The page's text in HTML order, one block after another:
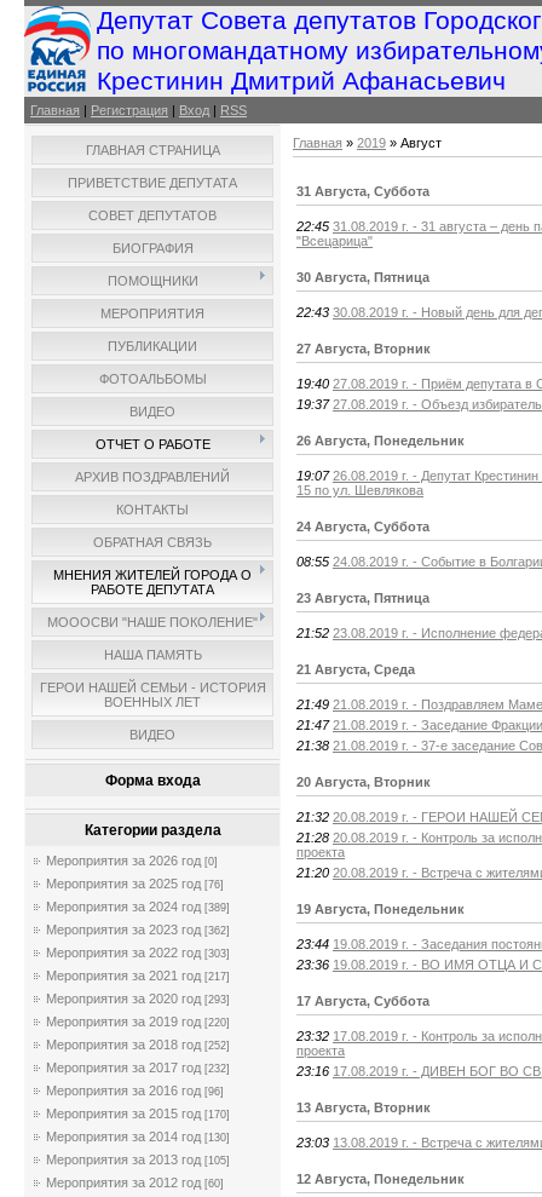
Депутат Совета депутатов
по многомандатному
Крестинин Дмитрий Афанасьевич
Главная | Регистрация | Вход | RSS
ГЛАВНАЯ СТРАНИЦА
ПРИВЕТСТВИЕ ДЕПУТАТА
СОВЕТ ДЕПУТАТОВ
БИОГРАФИЯ
ПОМОЩНИКИ
МЕРОПРИЯТИЯ
ПУБЛИКАЦИИ
ФОТОАЛЬБОМЫ
ВИДЕО
ОТЧЕТ О РАБОТЕ
АРХИВ ПОЗДРАВЛЕНИЙ
КОНТАКТЫ
ОБРАТНАЯ СВЯЗЬ
МНЕНИЯ ЖИТЕЛЕЙ ГОРОДА О
РАБОТЕ ДЕПУТАТА
МОООСВИ "НАШЕ ПОКОЛЕНИЕ"
НАША ПАМЯТЬ
ГЕРОИ НАШЕЙ СЕМЬИ - ИСТОРИЯ
ВОЕННЫХ ЛЕТ
ВИДЕО
Форма входа
Категории раздела
Мероприятия за 2026 год [0]
Мероприятия за 2025 год [76]
Мероприятия за 2024 год [389]
Мероприятия за 2023 год [362]
Мероприятия за 2022 год [303]
Мероприятия за 2021 год [217]
Мероприятия за 2020 год [293]
Мероприятия за 2019 год [220]
Мероприятия за 2018 год [252]
Мероприятия за 2017 год [232]
Мероприятия за 2016 год [96]
Мероприятия за 2015 год [170]
Мероприятия за 2014 год [130]
Мероприятия за 2013 год [105]
Мероприятия за 2012 год [60]
Главная » 2019 » Август
31 Августа, Суббота
22:45 31.08.2019 г. - 31 августа –
"Всецарица"
30 Августа, Пятница
22:43 30.08.2019 г. - Новый день для
27 Августа, Вторник
19:40 27.08.2019 г. - Приём депутата
19:37 27.08.2019 г. - Объезд
26 Августа, Понедельник
19:07 26.08.2019 г. - Депутат
15 по ул. Шевлякова
24 Августа, Суббота
08:55 24.08.2019 г. - Событие в
23 Августа, Пятница
21:52 23.08.2019 г. - Исполнение
21 Августа, Среда
21:49 21.08.2019 г. - Поздравляем
21:47 21.08.2019 г. - Заседание
21:38 21.08.2019 г. - 37-е заседание
20 Августа, Вторник
21:32 20.08.2019 г. - ГЕРОИ НАШЕЙ
21:28 20.08.2019 г. - Контроль за
проекта
21:20 20.08.2019 г. - Встреча с
19 Августа, Понедельник
23:44 19.08.2019 г. - Заседания
23:36 19.08.2019 г. - ВО ИМЯ ОТЦА
17 Августа, Суббота
23:32 17.08.2019 г. - Контроль за
проекта
23:16 17.08.2019 г. - ДИВЕН БОГ ВО
13 Августа, Вторник
23:03 13.08.2019 г. - Встреча с
12 Августа, Понедельник